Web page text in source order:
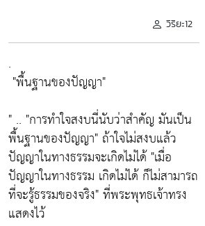
วิริยะ12
.
"พื้นฐานของปัญญา"
" .. "การทำใจสงบนี่นับว่าสำคัญ มันเป็น
พื้นฐานของปัญญา"ถ้าใจไม่สงบแล้ว
ปัญญาในทางธรรมจะเกิดไม่ได้"เมื่อ
ปัญญาในทางธรรม เกิดไม่ได้ ก็ไม่สามารถ
ที่จะรู้ธรรมของจริง"ที่พระพุทธเจ้าทรง
แสดงไว้